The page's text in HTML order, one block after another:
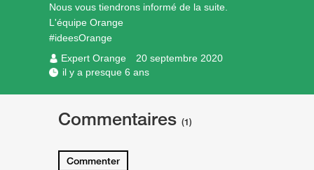
Nous vous tiendrons informé de la suite.
L'équipe Orange
#ideesOrange
Expert Orange
20 septembre 2020
il y a presque 6 ans
Commentaires (1)
Commenter